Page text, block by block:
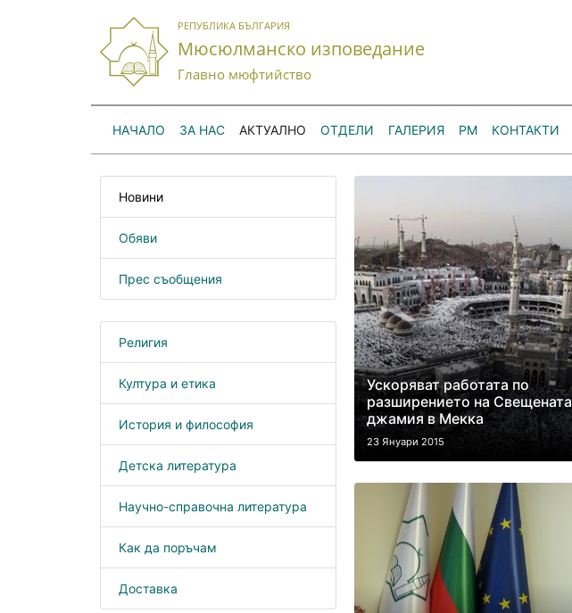
РЕПУБЛИКА БЪЛГАРИЯ
Мюсюлманско изповедание
Главно мюфтийство
НАЧАЛО ЗА НАС АКТУАЛНО ОТДЕЛИ ГАЛЕРИЯ РМ КОНТАКТИ
Новини
Обяви
Прес съобщения
Религия
Култура и етика
История и философия
Детска литература
Научно-справочна литература
Как да поръчам
Доставка
Ускоряват работата по
разширението на Свещената
джамия в Мекка
23 Януари 2015